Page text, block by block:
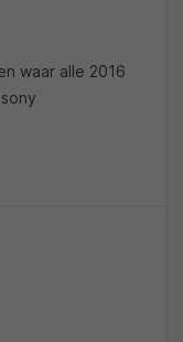
waar alle 2016